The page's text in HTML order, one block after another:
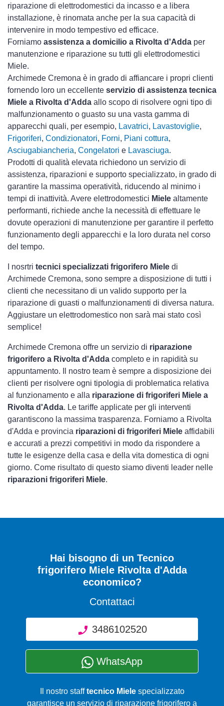
riparazione di elettrodomestici da incasso e a libera
installazione, è rinomata anche per la sua capacità di
intervenire in modo tempestivo ed efficace.
Forniamo assistenza a domicilio a Rivolta d'Adda per
manutenzione e riparazione su tutti gli elettrodomestici
Miele.
Archimede Cremona è in grado di affiancare i propri clienti
fornendo loro un eccellente servizio di assistenza tecnica
Miele a Rivolta d'Adda allo scopo di risolvere ogni tipo di
malfunzionamento o guasto su una vasta gamma di
apparecchi quali, per esempio, Lavatrici, Lavastoviglie,
Frigoriferi, Condizionatori, Forni, Piani cottura,
Asciugabiancheria, Congelatori e Lavasciuga.
Prodotti di qualità elevata richiedono un servizio di
assistenza, riparazioni e supporto specializzato, in grado di
garantire la massima operatività, riducendo al minimo i
tempi di inattività. Avere elettrodomestici Miele altamente
performanti, richiede anche la necessità di effettuare le
dovute operazioni di manutenzione per garantire il perfetto
funzionamento degli apparecchi e la loro durata nel corso
del tempo.
I nosrtri tecnici specializzati frigorifero Miele di
Archimede Cremona, sono sempre a disposizione di tutti i
clienti che necessitano di un valido supporto per la
riparazione di guasti o malfunzionamenti di diversa natura.
Aggiustare un elettrodomestico non sarà mai stato così
semplice!
Archimede Cremona offre un servizio di riparazione
frigorifero a Rivolta d'Adda completo e in rapidità su
appuntamento. Il nostro team è sempre a disposizione dei
clienti per risolvere ogni tipologia di problematica relativa
al funzionamento e alla riparazione di frigoriferi Miele a
Rivolta d'Adda. Le tariffe applicate per gli interventi
garantiscono la massima trasparenza. Forniamo a Rivolta
d'Adda e provincia riparazioni di frigoriferi Miele affidabili
e accurati a prezzi competitivi in modo da rispondere a
tutte le esigenze della casa e della vita domestica di ogni
giorno. Come risultato di questo siamo diventi leader nelle
riparazioni frigoriferi Miele.
Hai bisogno di un Tecnico
frigorifero Miele Rivolta d'Adda
economico?
Contattaci
3486102520
WhatsApp
Il nostro stafftecnico Mielespecializzato
garantisce un servizio di riparazione frigorifero a